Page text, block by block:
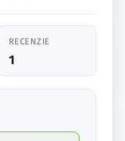
RECENZIE
1